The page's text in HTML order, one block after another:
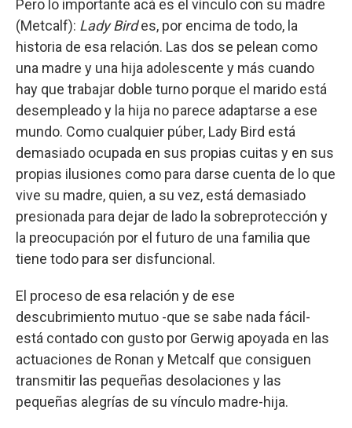
Pero lo importante acá es el vínculo con su madre
(Metcalf): Lady Birdes, por encima de todo, la
historia de esa relación. Las dos se pelean como
una madre y una hija adolescente y más cuando
hay que trabajar doble turno porque el marido está
desempleado y la hija no parece adaptarse a ese
mundo. Como cualquier púber, Lady Bird está
demasiado ocupada en sus propias cuitas y en sus
propias ilusiones como para darse cuenta de lo que
vive su madre, quien, a su vez, está demasiado
presionada para dejar de lado la sobreprotección y
la preocupación por el futuro de una familia que
tiene todo para ser disfuncional.
El proceso de esa relación y de ese
descubrimiento mutuo -que se sabe nada fácil-
está contado con gusto por Gerwig apoyada en las
actuaciones de Ronan y Metcalf que consiguen
transmitir las pequeñas desolaciones y las
pequeñas alegrías de su vínculo madre-hija.